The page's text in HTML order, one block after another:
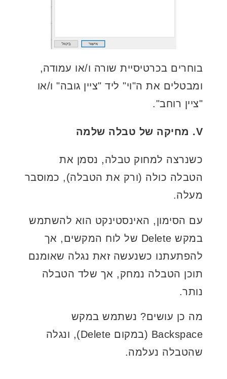
בוחרים בכרטיסיית שורה ו/או עמודה,
ומבטלים את ה"וי" ליד "ציין גובה" ו/או
"ציין רוחב".
V. מחיקה של טבלה שלמה
כשנרצה למחוק טבלה, נסמן את
הטבלה כולה (ורק את הטבלה), כמוסבר
מעלה.
עם הסימון, האינסטינקט הוא להשתמש
במקש Delete של לוח המקשים, אך
להפתעתנו כשנעשה זאת נגלה שאומנם
תוכן הטבלה נמחק, אך שלד הטבלה
נותר.
מה כן עושים? נשתמש במקש
Backspace (במקום Delete), ונגלה
שהטבלה נעלמה.